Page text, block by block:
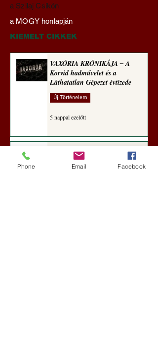
Darai Lajos:
Naplóbölcsességeim
(2025)
a Szilaj Csikón
a MOGY honlapján
KIEMELT CIKKEK
VAXÓRIA KRÓNIKÁJA ‒ A
Korvid hadművelet és a
Láthatatlan Gépezet évtizede
Új Történelem
5 nappal ezelőtt
Darai Lajos: Naplóbölcsességeim
Phone Email Facebook